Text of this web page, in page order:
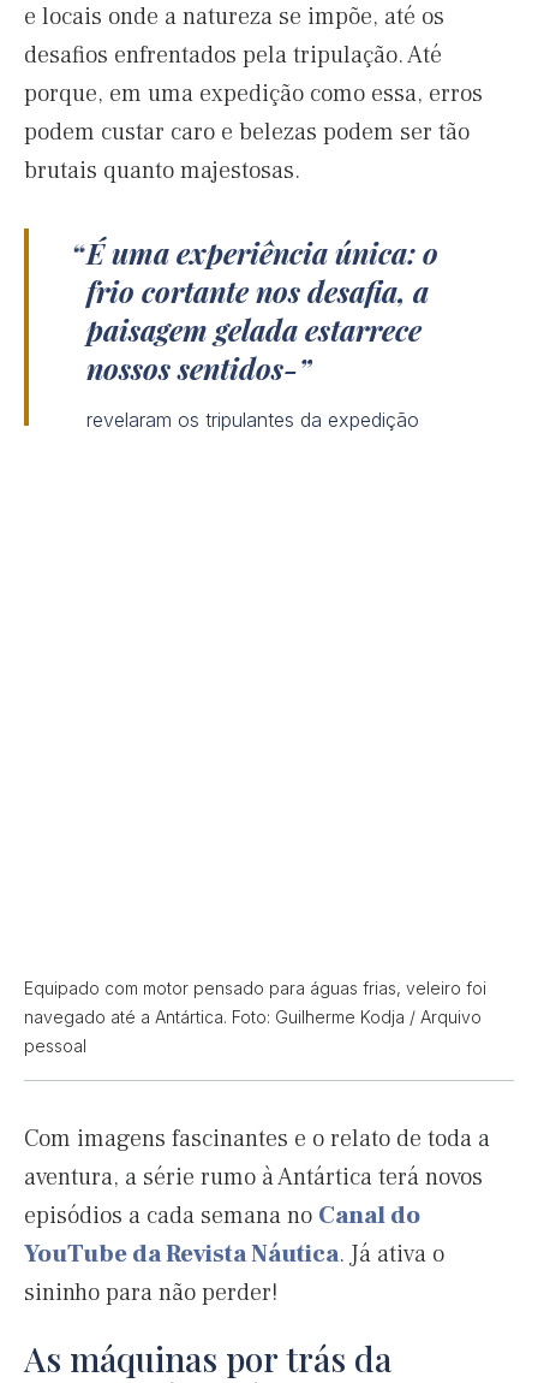
e locais onde a natureza se impõe, até os
desafios enfrentados pela tripulação. Até
porque, em uma expedição como essa, erros
podem custar caro e belezas podem ser tão
brutais quanto majestosas.
É uma experiência única: o
frio cortante nos desafia, a
paisagem gelada estarrece
nossos sentidos-
revelaram os tripulantes da expedição
Equipado com motor pensado para águas frias, veleiro foi
navegado até a Antártica. Foto: Guilherme Kodja / Arquivo
pessoal
Com imagens fascinantes e o relato de toda a
aventura, a série rumo à Antártica terá novos
episódios a cada semana no Canal do
YouTube da Revista Náutica. Já ativa o
sininho para não perder!
As máquinas por trás da